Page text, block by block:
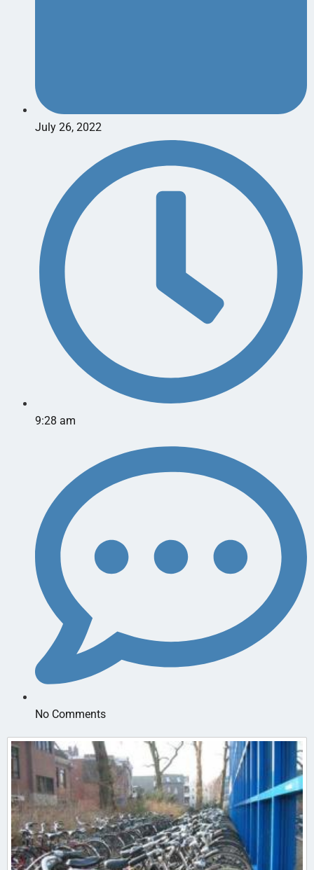
July 26, 2022
9:28 am
No Comments